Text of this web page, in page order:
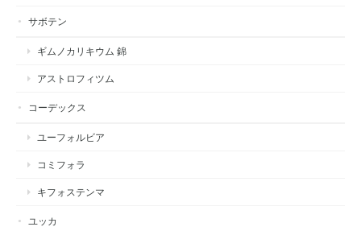
サボテン
ギムノカリキウム 錦
アストロフィツム
コーデックス
ユーフォルビア
コミフォラ
キフォステンマ
ユッカ